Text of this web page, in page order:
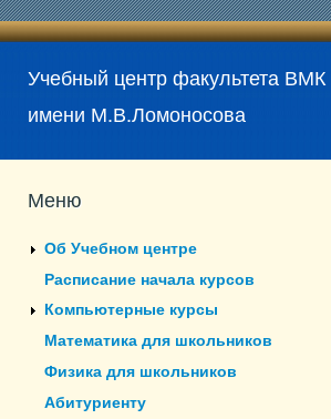
Учебный центр факультета
имени М.В.Ломоносова
Меню
Об Учебном центре
Расписание начала курсов
Компьютерные курсы
Математика для школьников
Физика для школьников
Абитуриенту